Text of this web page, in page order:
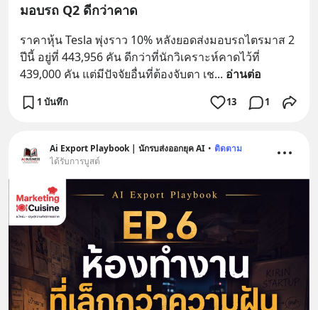
มอบรถ Q2 ดีกว่าคาด
ราคาหุ้น Tesla พุ่งราว 10% หลังยอดส่งมอบรถไตรมาส 2
ปีนี้ อยู่ที่ 443,956 คัน ดีกว่าที่นักวิเคราะห์คาดไว้ที่
439,000 คัน แต่มีปัจจัยอื่นที่ต้องจับตา เช... อ่านต่อ
1 บันทึก 13 1
Ai Export Playbook | นักรบส่งออกยุค AI • ติดตาม
ได้รับการบูสต์